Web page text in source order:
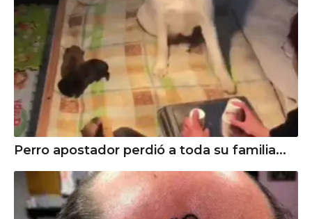
Perro apostador perdió a toda su familia...